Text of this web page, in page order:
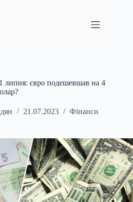
липня: євро подешевшав на 4
21.07.2023 Фінанси